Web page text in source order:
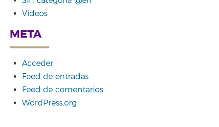
Vídeos
META
Acceder
Feed de entradas
Feed de comentarios
WordPress.org